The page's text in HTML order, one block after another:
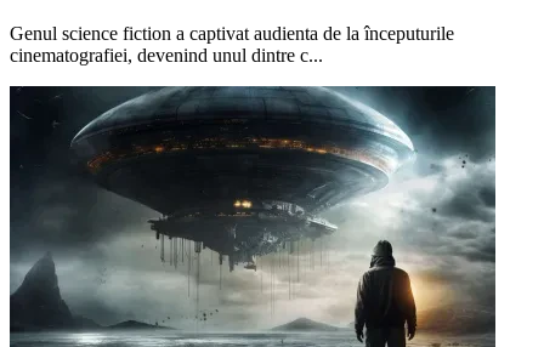
Genul science fiction a captivat audienta de la începuturile
cinematografiei, devenind unul dintre c...